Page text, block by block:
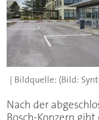
(Bild:
Nach der